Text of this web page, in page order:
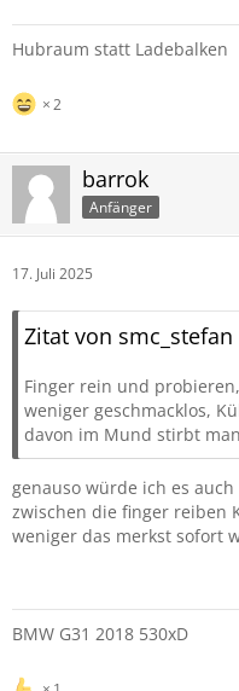
Hubraum statt Ladebalken
2
barrok
Anfänger
17. Juli 2025
Zitat von smc_stefan
Finger rein und
weniger geschmacklos,
davon im Mund stirbt
genauso würde ich es
zwischen die finger reiben
weniger das merkst sofort
BMW G31 2018 530xD